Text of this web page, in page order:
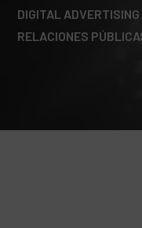
DIGITAL ADVERTISING
RELACIONES